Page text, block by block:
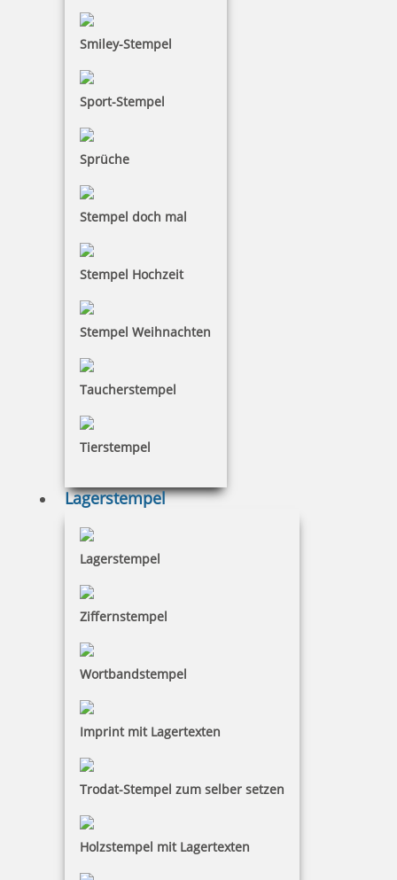
Smiley-Stempel
Sport-Stempel
Sprüche
Stempel doch mal
Stempel Hochzeit
Stempel Weihnachten
Taucherstempel
Tierstempel
Lagerstempel
Lagerstempel
Ziffernstempel
Wortbandstempel
Imprint mit Lagertexten
Trodat-Stempel zum selber setzen
Holzstempel mit Lagertexten
Colop Printer Schulstempel mit Kindermotiv
Osterstempel 09 Holz Motiv Hasenpost
inkl. 19 % Mwst.
Bestellen
Colop Pocket Stamp Plus 20 Outdoorstempel mit Geocaching
24,92 €